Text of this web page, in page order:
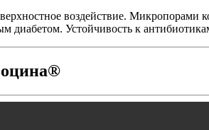
воздействие.
диабетом. Устойчивость к